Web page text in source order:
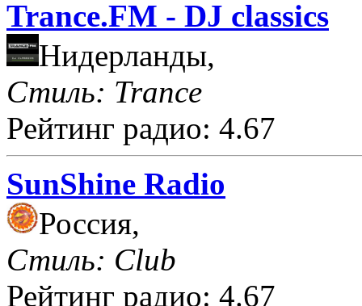
Trance.FM - DJ classics
Нидерланды,
Стиль: Trance
Рейтинг радио: 4.67
SunShine Radio
Россия,
Стиль: Club
Рейтинг радио: 4.67